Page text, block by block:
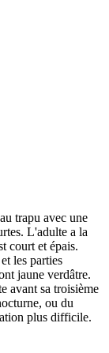
trapu avec une
L'adulte a la
court et épais.
les parties
jaune verdâtre.
avant sa troisième
ou du
plus difficile.